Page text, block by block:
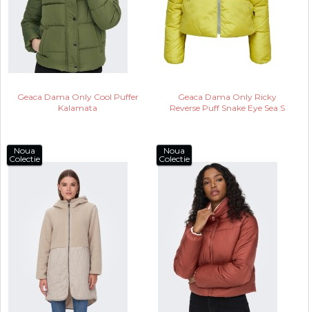
Geaca Dama Only Cool Puffer
Kalamata
Geaca Dama Only Ricky
Reverse Puff Snake Eye Sea S
Noua
Colectie
Noua
Colectie